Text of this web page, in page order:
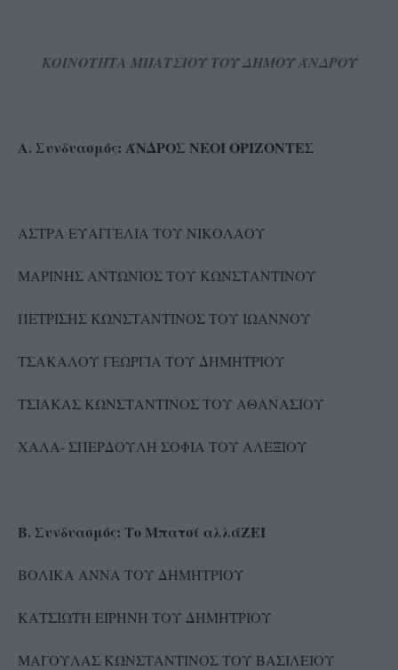
ΚΟΙΝΟΤΗΤΑ ΜΠΑΤΣΙΟΥ ΤΟΥ ΔΗΜΟΥ ΆΝΔΡΟΥ
Α. Συνδυασμός: ΆΝΔΡΟΣ ΝΕΟΙ ΟΡΙΖΟΝΤΕΣ
ΑΣΤΡΑ ΕΥΑΓΓΕΛΙΑ ΤΟΥ ΝΙΚΟΛΑΟΥ
ΜΑΡΙΝΗΣ ΑΝΤΩΝΙΟΣ ΤΟΥ ΚΩΝΣΤΑΝΤΙΝΟΥ
ΠΕΤΡΙΣΗΣ ΚΩΝΣΤΑΝΤΙΝΟΣ ΤΟΥ ΙΩΑΝΝΟΥ
ΤΣΑΚΑΛΟΥ ΓΕΩΡΓΙΑ ΤΟΥ ΔΗΜΗΤΡΙΟΥ
ΤΣΙΑΚΑΣ ΚΩΝΣΤΑΝΤΙΝΟΣ ΤΟΥ ΑΘΑΝΑΣΙΟΥ
ΧΑΛΑ- ΣΠΕΡΔΟΥΛΗ ΣΟΦΙΑ ΤΟΥ ΑΛΕΞΙΟΥ
Β. Συνδυασμός: Το Μπατσί αλλάΖΕΙ
ΒΟΛΙΚΑ ΑΝΝΑ ΤΟΥ ΔΗΜΗΤΡΙΟΥ
ΚΑΤΣΙΩΤΗ ΕΙΡΗΝΗ ΤΟΥ ΔΗΜΗΤΡΙΟΥ
ΜΑΓΟΥΛΑΣ ΚΩΝΣΤΑΝΤΙΝΟΣ ΤΟΥ ΒΑΣΙΛΕΙΟΥ